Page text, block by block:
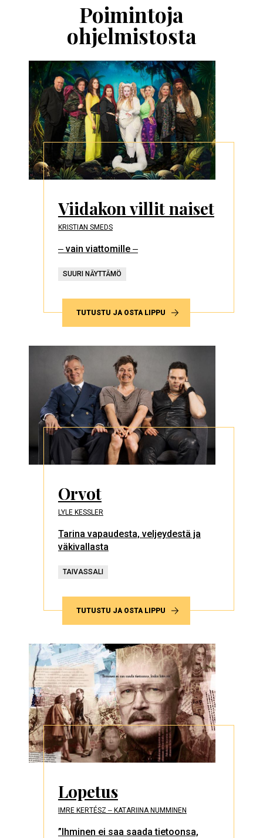
Poimintoja
ohjelmistosta
Viidakon villit naiset
KRISTIAN SMEDS
‒ vain viattomille ‒
SUURI NÄYTTÄMÖ
TUTUSTU JA OSTA LIPPU
Orvot
LYLE KESSLER
Tarina vapaudesta, veljeydestä ja
väkivallasta
TAIVASSALI
TUTUSTU JA OSTA LIPPU
Lopetus
IMRE KERTÉSZ ‒ KATARIINA NUMMINEN
”Ihminen ei saa saada tietoonsa,